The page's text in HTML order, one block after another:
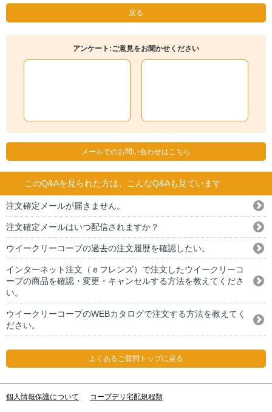
戻る
アンケート:ご意見をお聞かせください
メールでのお問い合わせはこちら
このQ&Aを見られた方は、こんなQ&Aも見ています
注文確定メールが届きません。
注文確定メールはいつ配信されますか？
ウイークリーコープの過去の注文履歴を確認したい。
インターネット注文（ｅフレンズ）で注文したウイークリーコ
ープの商品を確認・変更・キャンセルする方法を教えてくださ
い。
ウイークリーコープのWEBカタログで注文する方法を教えてく
ださい。
よくあるご質問トップに戻る
個人情報保護について コープデリ宅配規程類